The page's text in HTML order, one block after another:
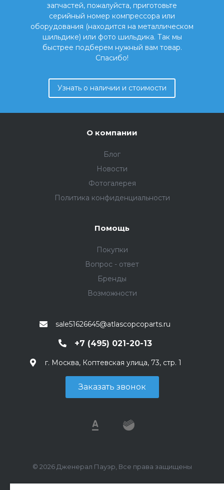
запчастей, пожалуйста, приготовьте
серийный номер компрессора или
оборудования (находится на металлическом
шильдике) или фото шильдика. Так мы
быстрее подберем нужный вам товар.
Спасибо!
Узнать о наличии и стоимости
О компании
Блог
Новости
Фотогалерея
Политика конфиденциальности
Помощь
Покупки
Вопрос - ответ
Бренды
Возможности
sale51626645@atlascopcoparts.ru
+7 (495) 021-20-13
г. Москва, Коптевская улица, 73, стр. 1
Заказать звонок
© 2026 Дженерал Пауэр, Все права защищены